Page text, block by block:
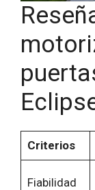
Criterios
Fiabilidad